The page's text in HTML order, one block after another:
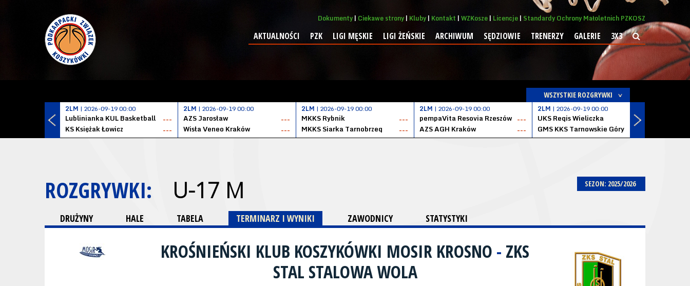
Dokumenty Ciekawe strony Kluby Kontakt WZKosze Licencje Standardy Ochrony Małoletnich PZKOSZ
AKTUALNOŚCI PZK LIGI MĘSKIE LIGI ŻEŃSKIE ARCHIWUM SĘDZIOWIE TRENERZY GALERIE 3X3
WSZYSTKIE ROZGRYWKI
2LM | 2026-09-19 00:00
Lublinianka KUL Basketball
---
KS Księżak Łowicz
---
2LM | 2026-09-19 00:00
AZS Jarosław
---
Wisła Veneo Kraków
---
2LM | 2026-09-19 00:00
MKKS Rybnik
---
MKKS Siarka Tarnobrzeg
---
2LM | 2026-09-19 00:00
pempaVita Resovia Rzeszów ---
AZS AGH Kraków
---
2LM | 2026-09-19 00:00
UKS Regis Wieliczka
---
GMS KKS Tarnowskie Góry
SEZON: 2025/2026
ROZGRYWKI: U-17 M
DRUŻYNY HALE TABELA TERMINARZ I WYNIKI ZAWODNICY STATYSTYKI
KROŚNIEŃSKI KLUB KOSZYKÓWKI MOSIR KROSNO - ZKS
STAL STALOWA WOLA